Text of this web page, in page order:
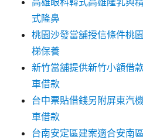
式隆鼻
桃園沙發當舖授信條件桃
梯保養
新竹當舖提供新竹小額借
車借款
台中票貼借錢另附屏東汽
車借款
台南安定區建案適合安南